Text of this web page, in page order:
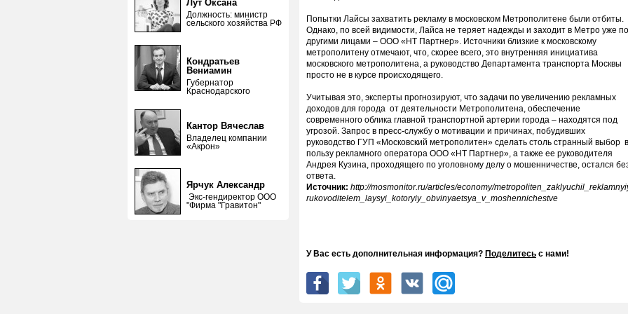
Лут Оксана
Должность: министр
сельского хозяйства РФ
Кондратьев
Вениамин
Губернатор
Краснодарского
Кантор Вячеслав
Владелец компании
«Акрон»
Ярчук Александр
Экс-гендиректор ООО
"Фирма "Гравитон"
Попытки Лайсы захватить рекламу в московском Метрополитене были отбиты.
Однако, по всей видимости, Лайса не теряет надежды и заходит в Метро уже
другими лицами – ООО «НТ Партнер». Источники близкие к московскому
метрополитену отмечают, что, скорее всего, это внутренняя инициатива
московского метрополитена, а руководство Департамента транспорта Москвы
просто не в курсе происходящего.
Учитывая это, эксперты прогнозируют, что задачи по увеличению рекламных
доходов для города от деятельности Метрополитена, обеспечение
современного облика главной транспортной артерии города – находятся под
угрозой. Запрос в пресс-службу о мотивации и причинах, побудивших
руководство ГУП «Московский метрополитен» сделать столь странный выбор в
пользу рекламного оператора ООО «НТ Партнер», а также ее руководителя
Андрея Кузина, проходящего по уголовному делу о мошенничестве, остался
ответа.
Источник: http://mosmonitor.ru/articles/economy/
rukovoditelem_laysyi_kotoryiy_obvinyaetsya_v_moshennichestve
У Вас есть дополнительная информация? Поделитесь с нами!